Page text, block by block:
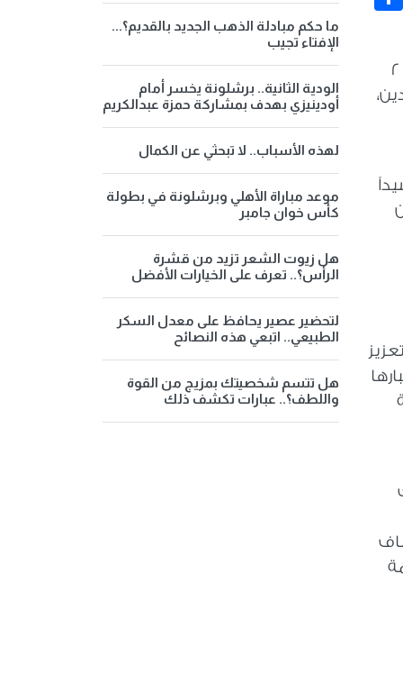
التقى د. بدر عبد العاطي وزير الخارجية والتعاون الدولي والمصريين بالخارج، خلال زيارته إلى سول يوم الثلاثاء ٢
ما حكم مبادلة الذهب الجديد بالقديم؟...
الإفتاء تجيب
الودية الثانية.. برشلونة يخسر أمام
أودينيزي بهدف بمشاركة حمزة عبدالكريم
لهذه الأسباب.. لا تبحثي عن الكمال
موعد مباراة الأهلي وبرشلونة في بطولة
كأس خوان جامبر
هل زيوت الشعر تزيد من قشرة
الرأس؟.. تعرف على الخيارات الأفضل
لتحضير عصير يحافظ على معدل السكر
الطبيعي.. اتبعي هذه النصائح
هل تتسم شخصيتك بمزيج من القوة
واللطف؟.. عبارات تكشف ذلك